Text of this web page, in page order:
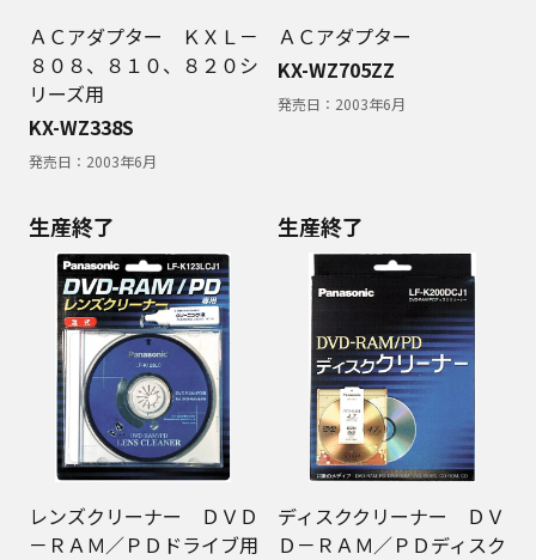
ＡＣアダプター ＫＸＬ－
８０８、８１０、８２０シ
リーズ用
KX-WZ338S
発売日： 2003年6月
ＡＣアダプター
KX-WZ705ZZ
発売日： 2003年6月
生産終了
レンズクリーナー ＤＶＤ
－ＲＡＭ／ＰＤドライブ用
生産終了
ディスククリーナー ＤＶ
Ｄ－ＲＡＭ／ＰＤディスク